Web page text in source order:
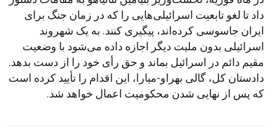
داد تا لغو تابعیت اسرائیلی‌هایی را که در زمان جنگ برای
ایران جاسوسی کرده‌اند، پیگیری کنند. به یک شهروند
اسرائیلی بدون ملیت دیگر اجازه داده می‌شود با وضعیت
مقیم دائم در اسرائیل بماند و حق رأی خود را از دست بدهد.
دادستان کل، گالی بهراو-میارا، این اقدام را تأیید کرده است
که پس از نهایی شدن محکومیت اعمال خواهد شد.